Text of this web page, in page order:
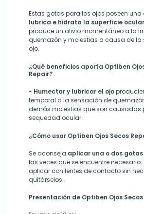
Estas gotas para los ojos poseen
lubrica e hidrata la superficie ocular
produce un alivio momentáneo a la
quemazón y molestias a causa de la
ojo.
¿Qué beneficios aporta Optiben
Repair?
- Humectar y lubricar el ojo
temporal a la sensación de
demás molestias que son causadas
sequedad ocular.
¿Cómo usar Optiben Ojos Secos
Se aconseja aplicar una o dos
las veces que se encuentre necesario.
aplicar con lentes de contacto sin
quitárselos.
Presentación de Optiben Ojos